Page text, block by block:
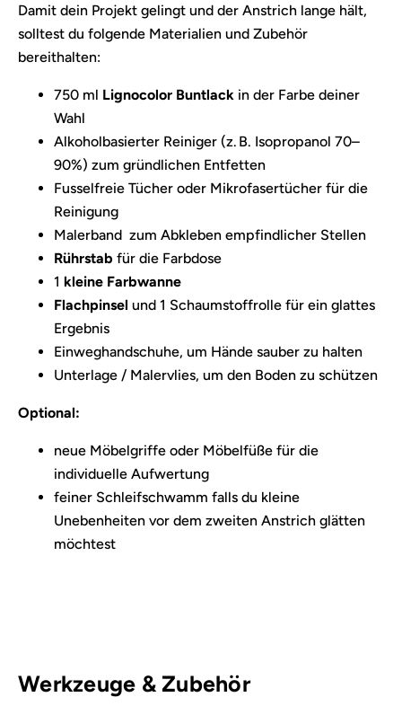
Damit dein Projekt gelingt und der Anstrich lange hält,
solltest du folgende Materialien und Zubehör
bereithalten:
750 ml Lignocolor Buntlack in der Farbe deiner
Wahl
Alkoholbasierter Reiniger (z. B. Isopropanol 70–
90%) zum gründlichen Entfetten
Fusselfreie Tücher oder Mikrofasertücher für die
Reinigung
Malerband zum Abkleben empfindlicher Stellen
Rührstab für die Farbdose
1 kleine Farbwanne
Flachpinsel und 1 Schaumstoffrolle für ein glattes
Ergebnis
Einweghandschuhe, um Hände sauber zu halten
Unterlage / Malervlies, um den Boden zu schützen
Optional:
neue Möbelgriffe oder Möbelfüße für die
individuelle Aufwertung
feiner Schleifschwamm falls du kleine
Unebenheiten vor dem zweiten Anstrich glätten
möchtest
Werkzeuge & Zubehör